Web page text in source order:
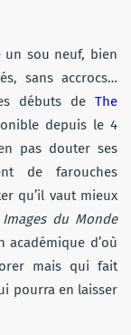
un sou neuf, bien
sans accrocs…
débuts de The
depuis le 4
pas douter ses
de farouches
qu’il vaut mieux
du Monde
d’où
mais qui fait
pourra en laisser